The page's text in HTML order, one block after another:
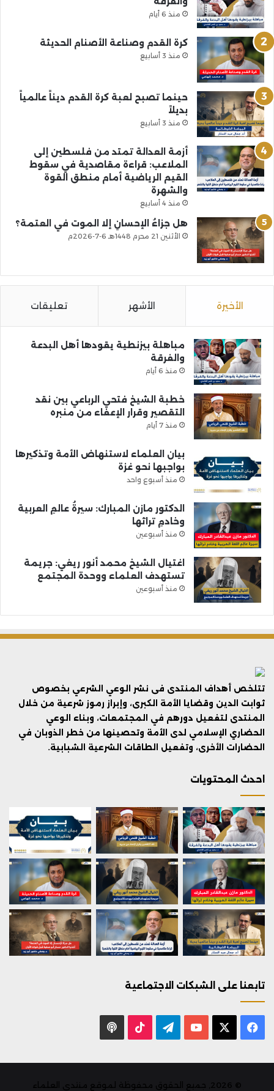
منذ 6 أيام
كرة القدم وصناعة الأصنام الحديثة
منذ 3 أسابيع
حينما تصبح لعبة كرة القدم ديناً عالمياً
بديلاً
منذ 3 أسابيع
أزمة العدالة تمتد من فلسطين إلى
الملاعب: قراءة مقاصدية في سقوط
القيم الرياضية أمام منطق القوة
والشهرة
منذ 4 أسابيع
هل جزاءُ الإحسانِ إلا الموت في العتمة؟
الأثنين 21 محرم 1448هـ 6-7-2026م
الأخيرة الأشهر تعليقات
مباهلة بيزنطية يقودها أهل البدعة
والفرقة
منذ 6 أيام
خطبة الشيخ فتحي الرباعي بين نقد
التقصير وقرار الإعفاء من منبره
منذ 7 أيام
بيان العلماء لاستنهاض الأمة وتذكيرها
بواجبها نحو غزة
منذ أسبوع واحد
الدكتور مازن المبارك: سيرةُ عالمِ العربية
وخادمِ تراثها
منذ أسبوعين
اغتيال الشيخ محمد أنور ريغي: جريمة
تستهدف العلماء ووحدة المجتمع
منذ أسبوعين
تتلخص أهداف المنتدى فى نشر الوعي الشرعي بخصوص
ثوابت الدين وقضايا الأمة الكبرى، وإبراز رموز شرعية من خلال
المنتدى لتفعيل دورهم في المجتمعات، وبناء الوعي
الحضاري الإسلامي لدى الأمة وتحصينها من خطر الذوبان في
الحضارات الأخرى، وتفعيل الطاقات الشرعية الشبابية.
احدث المحتويات
تابعنا على الشبكات الاجتماعية
فيسبوك يوتيوب تيلقرام ‫TikTok
© 2026, جميع الحقوق محفوظة لموقع منتدى العلماء